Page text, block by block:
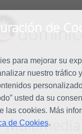
de
para mejorar su
nuestro tráfico
usted da su
las cookies. Más
de Cookies.
Multimedia